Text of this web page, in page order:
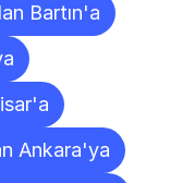
Bartın'a
Ankara'ya